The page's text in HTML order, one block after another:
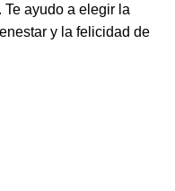
ayudo a elegir la
y la felicidad de